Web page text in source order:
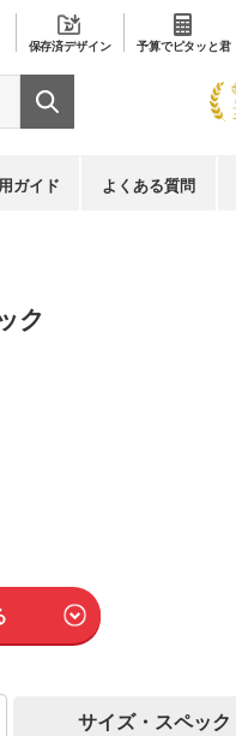
保存済デザイン 予算でピタッと君
ガイド よくある質問
ク
サイズ・スペック